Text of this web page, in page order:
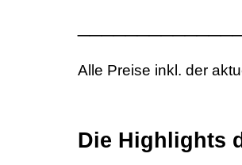
Alle Preise inkl. der
Die Highlights